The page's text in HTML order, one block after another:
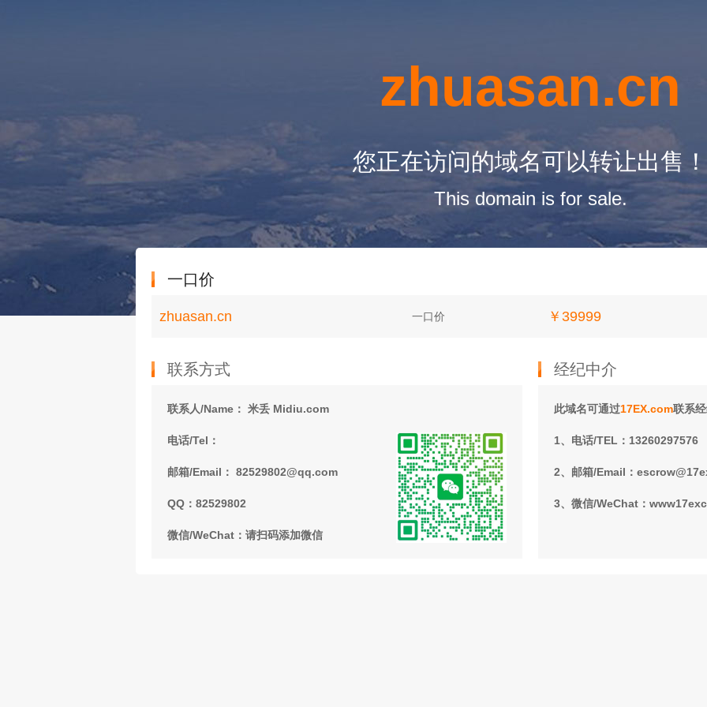
zhuasan.cn
您正在访问的域名可以转让出售！
This domain is for sale.
一口价
zhuasan.cn 一口价 ￥39999
联系方式
联系人/Name： 米丢 Midiu.com
电话/Tel：
邮箱/Email： 82529802@qq.com
QQ：82529802
微信/WeChat：请扫码添加微信
经纪中介
此域名可通过17EX.com联系
1、电话/TEL：13260297576
2、邮箱/Email：
3、微信/WeChat：